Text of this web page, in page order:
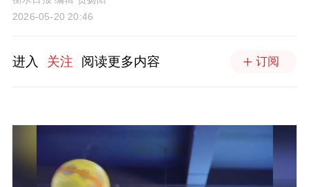
2026-05-20 20:46
进入 关注 阅读更多内容 订阅